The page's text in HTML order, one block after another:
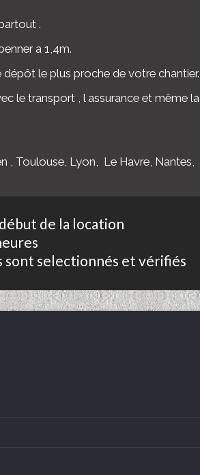
.
a 1,4m.
le plus proche de votre chantier.
le transport , l assurance et même la
, Toulouse, Lyon, Le Havre, Nantes,
de la location
sont selectionnés et vérifiés